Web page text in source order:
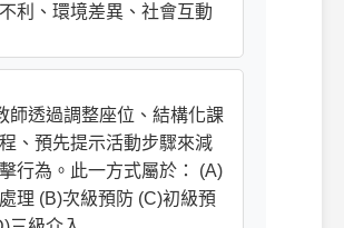
利、環境差異、社會互動
師透過調整座位、結構化課
、預先提示活動步驟來減
行為。此一方式屬於： (A)
理 (B)次級預防 (C)初級預